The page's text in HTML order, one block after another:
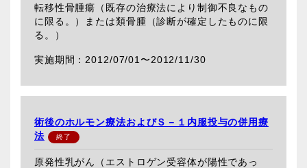
転移性骨腫瘍（既存の治療法により制御不良なもの
に限る。）または類骨腫（診断が確定したものに限
る。）
2012/07/01〜2012/11/30
術後のホルモン療法およびＳ－１内服投与の併用療
法
原発性乳がん（エストロゲン受容体が陽性であっ